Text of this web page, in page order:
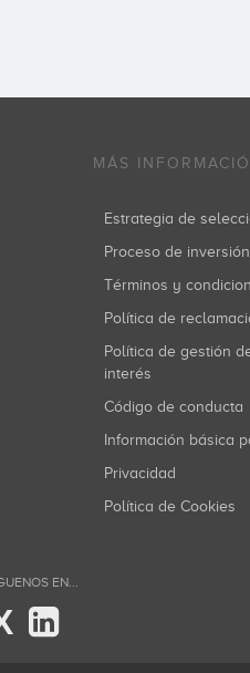
MÁS
Estrategia de
Proceso de inversión
Términos y
Política de
Política de gestión de conflictos de
interés
Código de conducta
Información básica
Privacidad
Política de Cookies
EN...